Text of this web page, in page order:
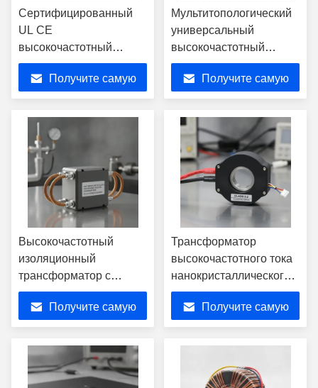
Сертифицированный
UL CE
высокочастотный
трансформатор с
усиленной изоляцией и
номинальной
мощностью 400 Вт для
зарядных устройств
электромобилей
Получите самую
Мультитопологический
универсальный
высокочастотный
трансформатор с
номинальной
мощностью 150 Вт и
ферритовым ядром
PC40
Получите самую
Высокочастотный
изоляционный
трансформатор с
непрерывной работой
при температуре 150
°C, изоляцией класса H
(180 °C) и изоляцией
3000 VAC для
нефтегазового
Получите самую
Трансформатор
высокочастотного тока
нанокристаллического
ядра с точностью 0.2
класса и широкой
частотой ответа 50Hz-
100kHz
Получите самую